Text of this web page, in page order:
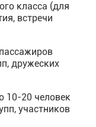
класса (для
встречи
дружеских
10-20 человек
участников